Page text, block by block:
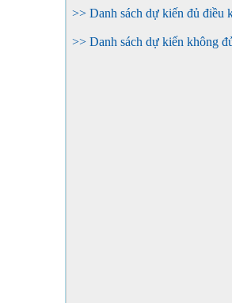
>> Danh sách dự kiến đủ điều
>> Danh sách dự kiến không